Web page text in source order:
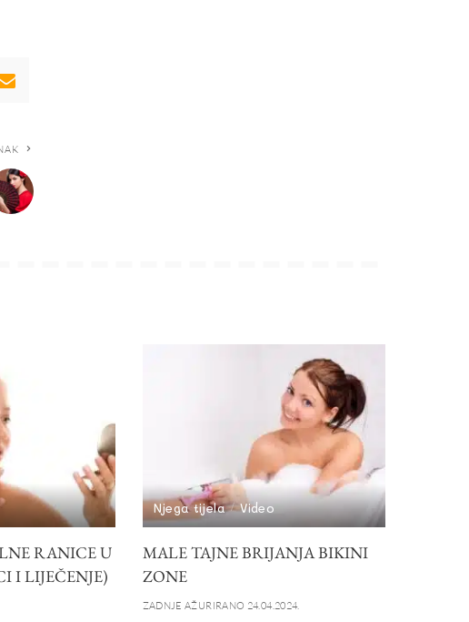
RANICE U
I LIJEČENJE)
Njega tijela Video
MALE TAJNE BRIJANJA BIKINI
ZONE
ZADNJE AŽURIRANO 24.04.2024.